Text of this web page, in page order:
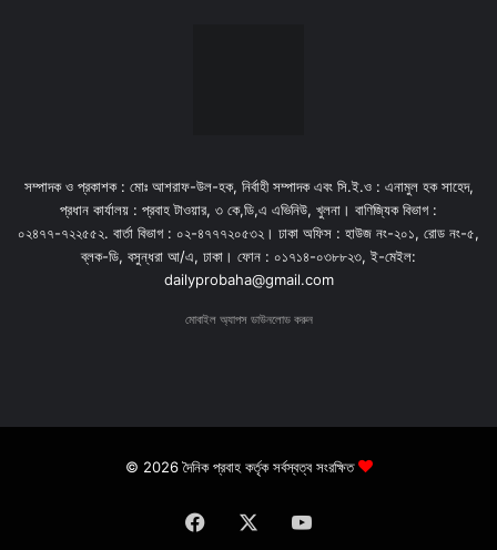
সম্পাদক ও প্রকাশক : মোঃ আশরাফ-উল-হক, নির্বাহী সম্পাদক এবং সি.ই.ও : এনামুল হক সাহেদ,
প্রধান কার্যালয় : প্রবাহ টাওয়ার, ৩ কে,ডি,এ এভিনিউ, খুলনা। বাণিজ্যিক বিভাগ :
০২৪৭৭-৭২২৫৫২. বার্তা বিভাগ : ০২-৪৭৭৭২০৫৩২। ঢাকা অফিস : হাউজ নং-২০১, রোড নং-৫,
ব্লক-ডি, বসুন্ধরা আ/এ, ঢাকা। ফোন : ০১৭১৪-০৩৮৮২৩, ই-মেইল:
dailyprobaha@gmail.com
মোবাইল অ্যাপস ডাউনলোড করুন
© 2026 দৈনিক প্রবাহ কর্তৃক সর্বস্বত্ব সংরক্ষিত
Facebook